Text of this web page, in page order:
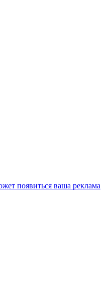
появиться ваша реклама